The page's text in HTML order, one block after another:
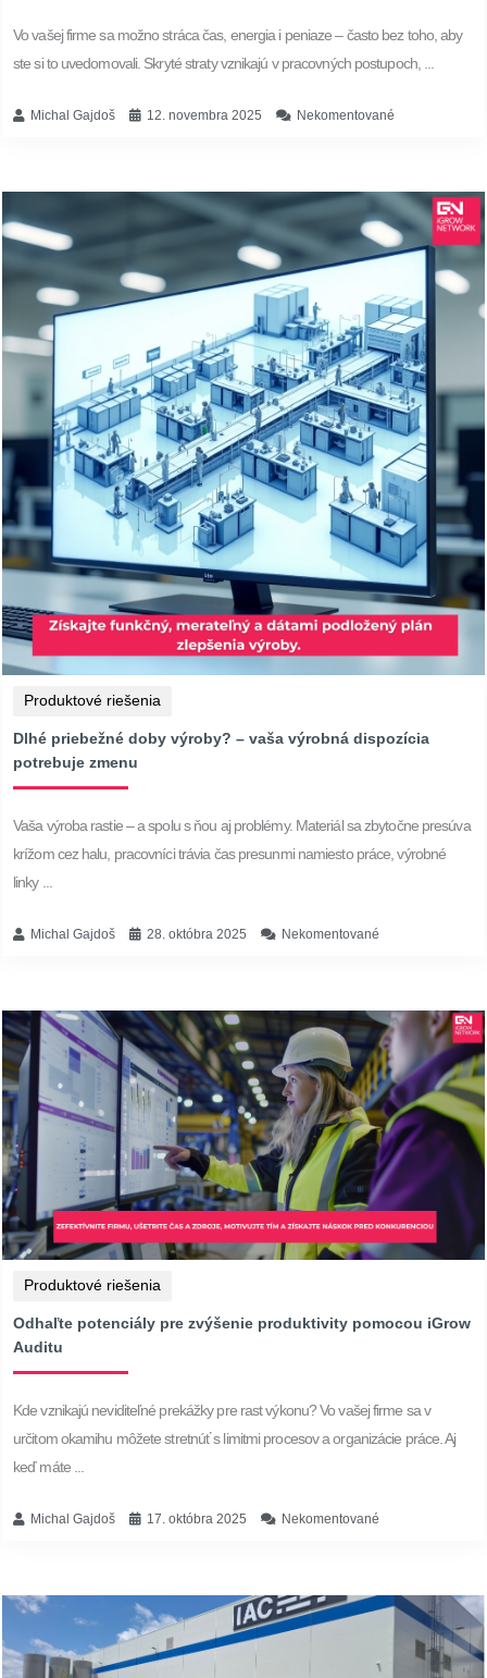
Vo vašej firme sa možno stráca čas, energia i peniaze – často bez toho, aby
ste si to uvedomovali. Skryté straty vznikajú v pracovných postupoch, ...
Michal Gajdoš 12. novembra 2025 Nekomentované
Produktové riešenia
Dlhé priebežné doby výroby? – vaša výrobná dispozícia
potrebuje zmenu
Vaša výroba rastie – a spolu s ňou aj problémy. Materiál sa zbytočne presúva
krížom cez halu, pracovníci trávia čas presunmi namiesto práce, výrobné
linky ...
Michal Gajdoš 28. októbra 2025 Nekomentované
Produktové riešenia
Odhaľte potenciály pre zvýšenie produktivity pomocou iGrow
Auditu
Kde vznikajú neviditeľné prekážky pre rast výkonu? Vo vašej firme sa v
určitom okamihu môžete stretnúť s limitmi procesov a organizácie práce. Aj
keď máte ...
Michal Gajdoš 17. októbra 2025 Nekomentované